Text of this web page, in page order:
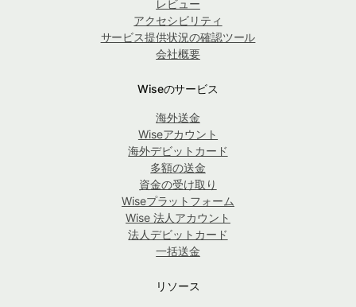
レビュー
アクセシビリティ
サービス提供状況の確認ツール
会社概要
Wiseのサービス
海外送金
Wiseアカウント
海外デビットカード
多額の送金
資金の受け取り
Wiseプラットフォーム
Wise 法人アカウント
法人デビットカード
一括送金
リソース